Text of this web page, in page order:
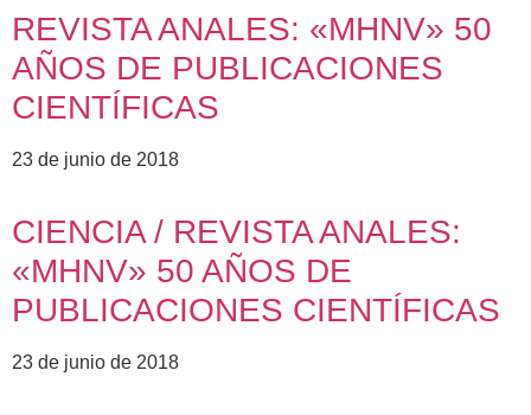
REVISTA ANALES: «MHNV» 50
AÑOS DE PUBLICACIONES
CIENTÍFICAS
23 de junio de 2018
CIENCIA / REVISTA ANALES:
«MHNV» 50 AÑOS DE
PUBLICACIONES CIENTÍFICAS
23 de junio de 2018